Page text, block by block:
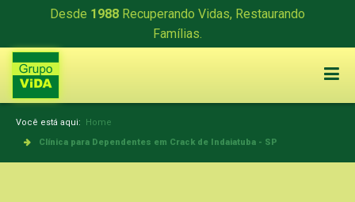
Desde 1988 Recuperando Vidas, Restaurando
Famílias.
Você está aqui: Home
Clínica para Dependentes em Crack de Indaiatuba - SP